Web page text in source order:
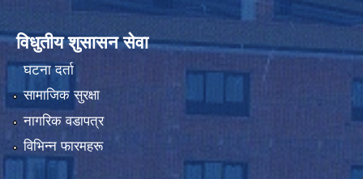
विधुतीय शुसासन सेवा
घटना दर्ता
सामाजिक सुरक्षा
नागरिक वडापत्र
विभिन्न फारमहरू